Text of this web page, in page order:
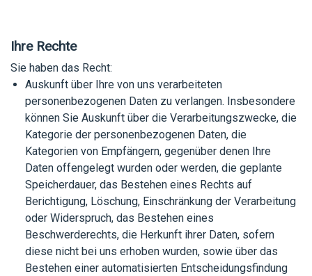
Ihre Rechte
Sie haben das Recht:
Auskunft über Ihre von uns verarbeiteten
personenbezogenen Daten zu verlangen. Insbesondere
können Sie Auskunft über die Verarbeitungszwecke, die
Kategorie der personenbezogenen Daten, die
Kategorien von Empfängern, gegenüber denen Ihre
Daten offengelegt wurden oder werden, die geplante
Speicherdauer, das Bestehen eines Rechts auf
Berichtigung, Löschung, Einschränkung der Verarbeitung
oder Widerspruch, das Bestehen eines
Beschwerderechts, die Herkunft ihrer Daten, sofern
diese nicht bei uns erhoben wurden, sowie über das
Bestehen einer automatisierten Entscheidungsfindung